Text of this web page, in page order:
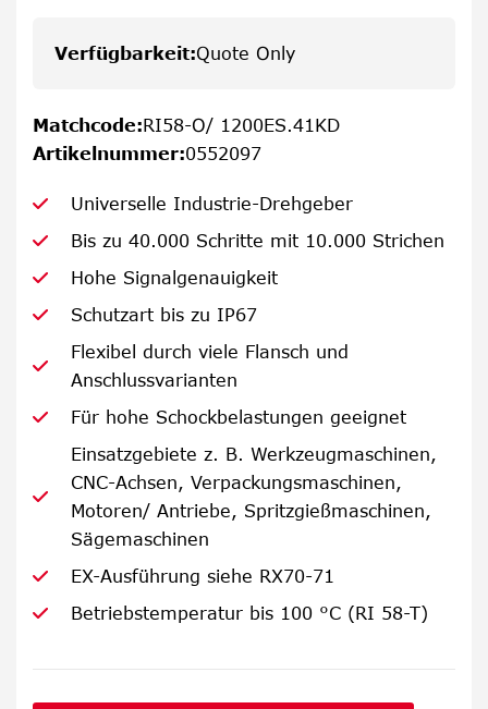
Verfügbarkeit:Quote Only
Matchcode:RI58-O/ 1200ES.41KD
Artikelnummer:0552097
Universelle Industrie-Drehgeber
Bis zu 40.000 Schritte mit 10.000 Strichen
Hohe Signalgenauigkeit
Schutzart bis zu IP67
Flexibel durch viele Flansch und
Anschlussvarianten
Für hohe Schockbelastungen geeignet
Einsatzgebiete z. B. Werkzeugmaschinen,
CNC-Achsen, Verpackungsmaschinen,
Motoren/ Antriebe, Spritzgießmaschinen,
Sägemaschinen
EX-Ausführung siehe RX70-71
Betriebstemperatur bis 100 °C (RI 58-T)